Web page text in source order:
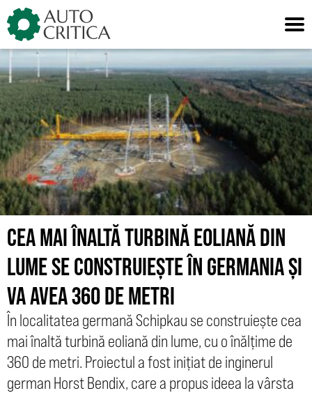
Skip
to
content
CEA MAI ÎNALTĂ TURBINĂ EOLIANĂ DIN
LUME SE CONSTRUIEȘTE ÎN GERMANIA ȘI
VA AVEA 360 DE METRI
În localitatea germană Schipkau se construiește cea
mai înaltă turbină eoliană din lume, cu o înălțime de
360 de metri. Proiectul a fost inițiat de inginerul
german Horst Bendix, care a propus ideea la vârsta